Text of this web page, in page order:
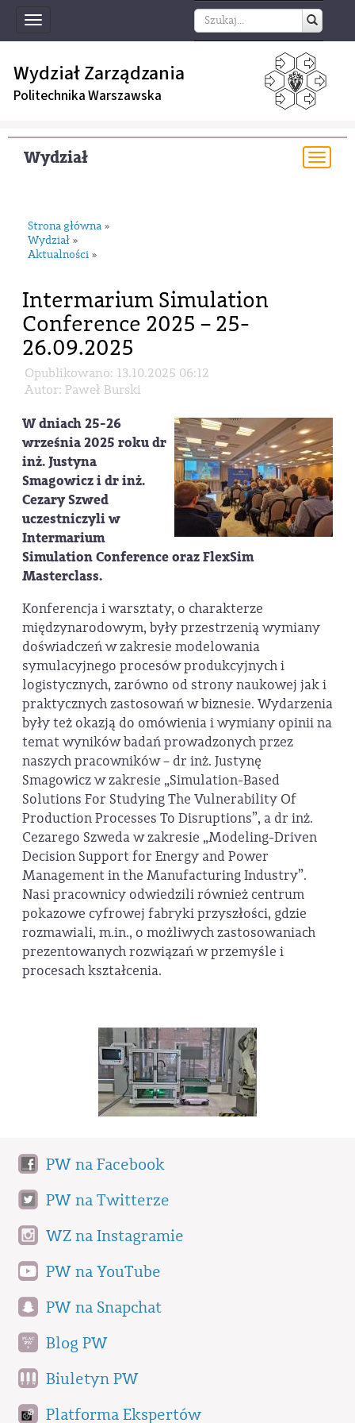
Toggle
navigation
Wydział Zarządzania
Politechnika Warszawska
Wydział
Strona główna »
Wydział »
Aktualności »
Intermarium Simulation
Conference 2025 – 25-
26.09.2025
Opublikowano: 13.10.2025 06:12
Autor: Paweł Burski
W dniach 25-26
września 2025 roku dr
inż. Justyna
Smagowicz i dr inż.
Cezary Szwed
uczestniczyli w
Intermarium
Simulation Conference oraz FlexSim
Masterclass.
Konferencja i warsztaty, o charakterze
międzynarodowym, były przestrzenią wymiany
doświadczeń w zakresie modelowania
symulacyjnego procesów produkcyjnych i
logistycznych, zarówno od strony naukowej jak i
praktycznych zastosowań w biznesie. Wydarzenia
były też okazją do omówienia i wymiany opinii na
temat wyników badań prowadzonych przez
naszych pracowników – dr inż. Justynę
Smagowicz w zakresie „Simulation-Based
Solutions For Studying The Vulnerability Of
Production Processes To Disruptions”, a dr inż.
Cezarego Szweda w zakresie „Modeling-Driven
Decision Support for Energy and Power
Management in the Manufacturing Industry”.
Nasi pracownicy odwiedzili również centrum
pokazowe cyfrowej fabryki przyszłości, gdzie
rozmawiali, m.in., o możliwych zastosowaniach
prezentowanych rozwiązań w przemyśle i
procesach kształcenia.
PW na Facebook
PW na Twitterze
WZ na Instagramie
PW na YouTube
PW na Snapchat
Blog PW
Biuletyn PW
Platforma Ekspertów